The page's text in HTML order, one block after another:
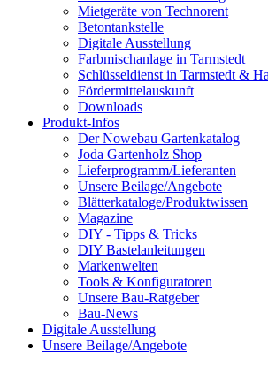
Mietgeräte von Technorent
Betontankstelle
Digitale Ausstellung
Farbmischanlage in Tarmstedt
Schlüsseldienst in Tarmstedt &
Fördermittelauskunft
Downloads
Produkt-Infos
Der Nowebau Gartenkatalog
Joda Gartenholz Shop
Lieferprogramm/Lieferanten
Unsere Beilage/Angebote
Blätterkataloge/Produktwissen
Magazine
DIY - Tipps & Tricks
DIY Bastelanleitungen
Markenwelten
Tools & Konfiguratoren
Unsere Bau-Ratgeber
Bau-News
Digitale Ausstellung
Unsere Beilage/Angebote